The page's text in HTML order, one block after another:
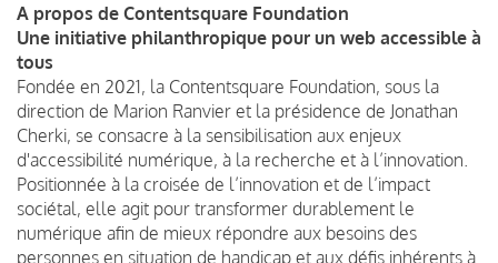
A propos de Contentsquare Foundation
Une initiative philanthropique pour un web accessible à
tous
Fondée en 2021, la Contentsquare Foundation, sous la
direction de Marion Ranvier et la présidence de Jonathan
Cherki, se consacre à la sensibilisation aux enjeux
d'accessibilité numérique, à la recherche et à l’innovation.
Positionnée à la croisée de l’innovation et de l’impact
sociétal, elle agit pour transformer durablement le
numérique afin de mieux répondre aux besoins des
personnes en situation de handicap et aux défis inhérents à